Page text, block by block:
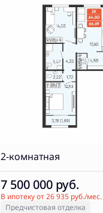
2-комнатная
7 500 000 руб.
В ипотеку от 26 935 руб./мес.
Предчистовая отделка